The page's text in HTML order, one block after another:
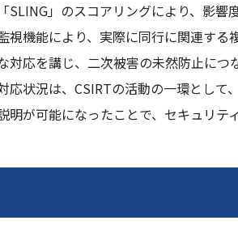
SLING」のスコアリングにより、影響
視機能により、実際に同行に関連す
対応を講じ、二次被害の未然防止につ
応状況は、CSIRTの活動の一環とし
明が可能になったことで、セキュリテ